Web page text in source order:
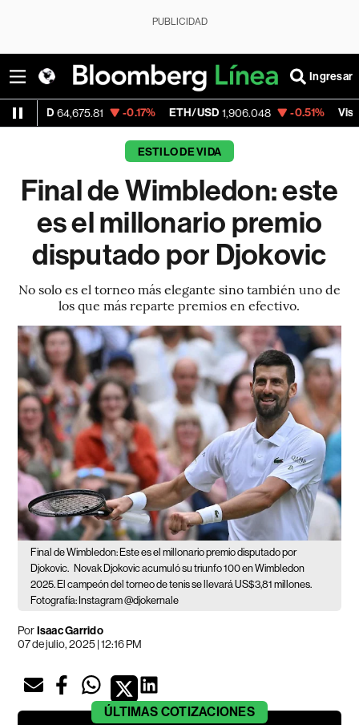
PUBLICIDAD
Ingresar
64,675.81 -0.17% ETH/USD 1,906.048 -0.51% Visa 368.54
ESTILO DE VIDA
Final de Wimbledon: este
es el millonario premio
disputado por Djokovic
No solo es el torneo más elegante sino también uno de
los que más reparte premios en efectivo.
Final de Wimbledon: Este es el millonario premio disputado por
Djokovic. Novak Djokovic acumuló su triunfo 100 en Wimbledon
2025. El campeón del torneo de tenis se llevará US$3,81 millones.
Fotografía: Instagram @djokernale
PorIsaac Garrido
07 de julio, 2025 | 12:16 PM
ÚLTIMAS COTIZACIONES